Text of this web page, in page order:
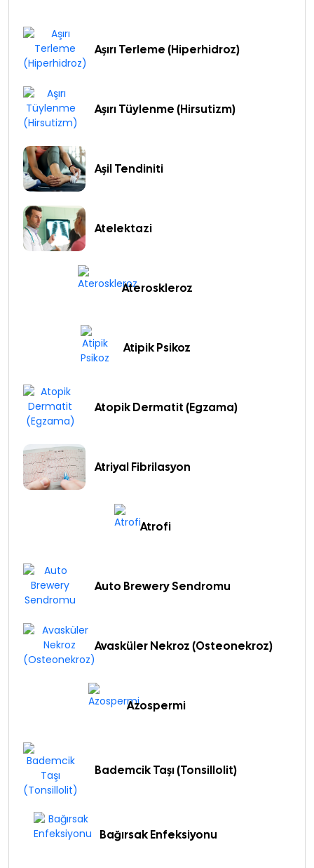
Aşırı Terleme (Hiperhidroz)
Aşırı Tüylenme (Hirsutizm)
Aşil Tendiniti
Atelektazi
Ateroskleroz
Atipik Psikoz
Atopik Dermatit (Egzama)
Atriyal Fibrilasyon
Atrofi
Auto Brewery Sendromu
Avasküler Nekroz (Osteonekroz)
Azospermi
Bademcik Taşı (Tonsillolit)
Bağırsak Enfeksiyonu